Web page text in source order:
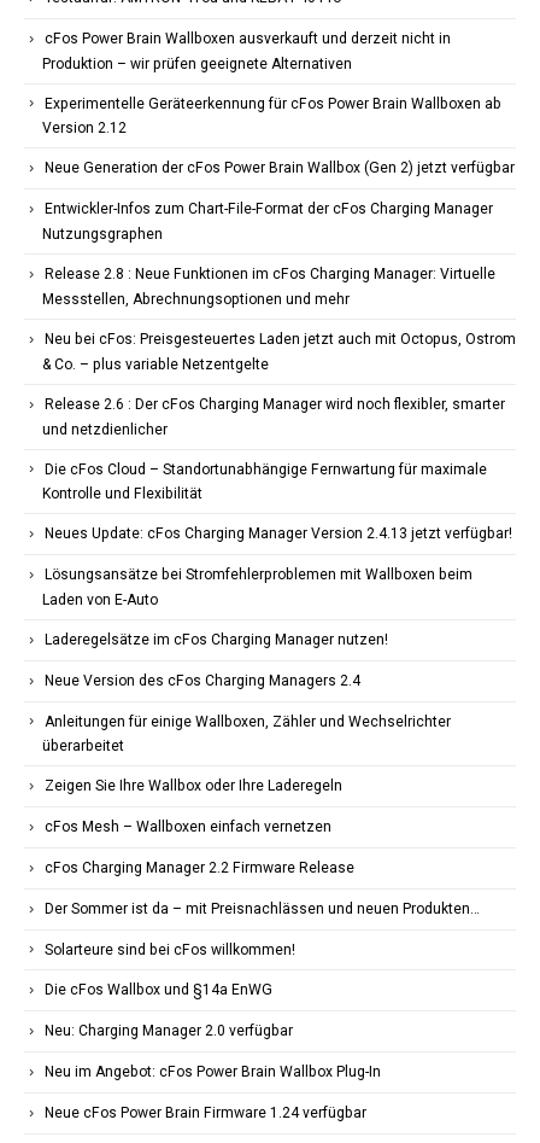
cFos Power Brain Wallboxen ausverkauft und derzeit nicht in
Produktion – wir prüfen geeignete Alternativen
Experimentelle Geräteerkennung für cFos Power Brain Wallboxen ab
Version 2.12
Neue Generation der cFos Power Brain Wallbox (Gen 2) jetzt verfügbar
Entwickler-Infos zum Chart-File-Format der cFos Charging Manager
Nutzungsgraphen
Release 2.8 : Neue Funktionen im cFos Charging Manager: Virtuelle
Messstellen, Abrechnungsoptionen und mehr
Neu bei cFos: Preisgesteuertes Laden jetzt auch mit Octopus, Ostrom
& Co. – plus variable Netzentgelte
Release 2.6 : Der cFos Charging Manager wird noch flexibler, smarter
und netzdienlicher
Die cFos Cloud – Standortunabhängige Fernwartung für maximale
Kontrolle und Flexibilität
Neues Update: cFos Charging Manager Version 2.4.13 jetzt verfügbar!
Lösungsansätze bei Stromfehlerproblemen mit Wallboxen beim
Laden von E-Auto
Laderegelsätze im cFos Charging Manager nutzen!
Neue Version des cFos Charging Managers 2.4
Anleitungen für einige Wallboxen, Zähler und Wechselrichter
überarbeitet
Zeigen Sie Ihre Wallbox oder Ihre Laderegeln
cFos Mesh – Wallboxen einfach vernetzen
cFos Charging Manager 2.2 Firmware Release
Der Sommer ist da – mit Preisnachlässen und neuen Produkten…
Solarteure sind bei cFos willkommen!
Die cFos Wallbox und §14a EnWG
Neu: Charging Manager 2.0 verfügbar
Neu im Angebot: cFos Power Brain Wallbox Plug-In
Neue cFos Power Brain Firmware 1.24 verfügbar